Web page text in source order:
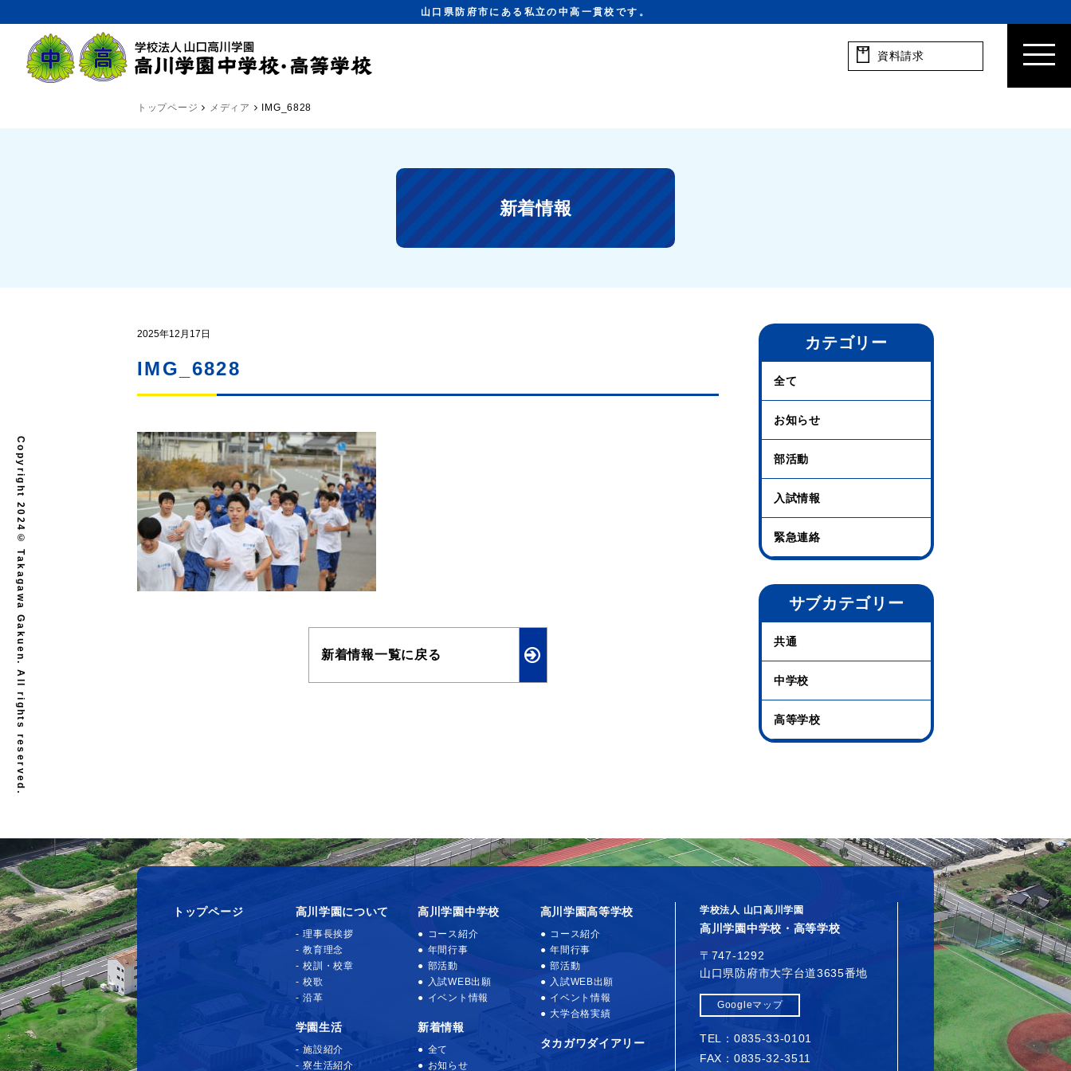
山口県防府市にある私立の中高一貫校です。
資料請求
トップページ メディア IMG_6828
新着情報
2025年12月17日
IMG_6828
新着情報一覧に戻る
カテゴリー
全て
お知らせ
部活動
入試情報
緊急連絡
サブカテゴリー
共通
中学校
高等学校
トップページ 高川学園について
理事長挨拶
教育理念
校訓・校章
校歌
沿革
学園生活
施設紹介
寮生活紹介
高川学園中学校
コース紹介
年間行事
部活動
入試WEB出願
イベント情報
新着情報
全て
お知らせ
高川学園高等学校
コース紹介
年間行事
部活動
入試WEB出願
イベント情報
大学合格実績
タカガワダイアリー
学校法人 山口高川学園
高川学園中学校・高等学校
〒747-1292
山口県防府市大字台道3635番地
Googleマップ
TEL：0835-33-0101
FAX：0835-32-3511
Copyright 2024© Takagawa Gakuen. All rights reserved.